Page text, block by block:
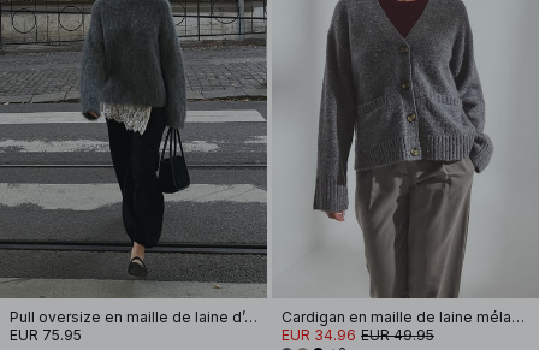
Pull oversize en maille de laine d’alpaga mélangée
EUR 75.95
Cardigan en maille de laine mélangée
EUR 34.96 EUR 49.95